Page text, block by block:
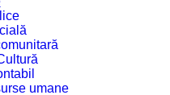
umane